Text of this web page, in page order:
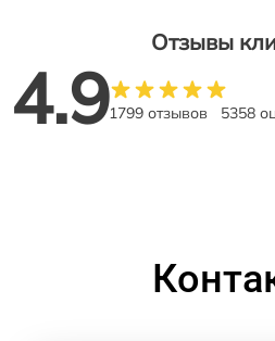
Отзывы
4.91799 отзывов 5358